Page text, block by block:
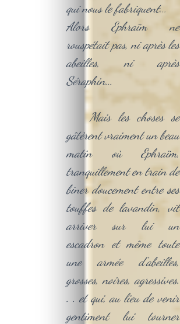
qui nous le fabriquent...
Alors Ephraïm ne
rouspétait pas, ni après les
abeilles, ni après
Séraphin...
Mais les choses se
gâtèrent vraiment un beau
matin où Ephraïm,
tranquillement en train de
biner doucement entre ses
touffes de lavandin, vit
arriver sur lui un
escadron et même toute
une armée d'abeilles,
grosses, noires, agressives.
. . et qui, au lieu de venir
gentiment lui tourner